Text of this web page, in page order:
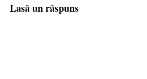
Lasă un răspuns